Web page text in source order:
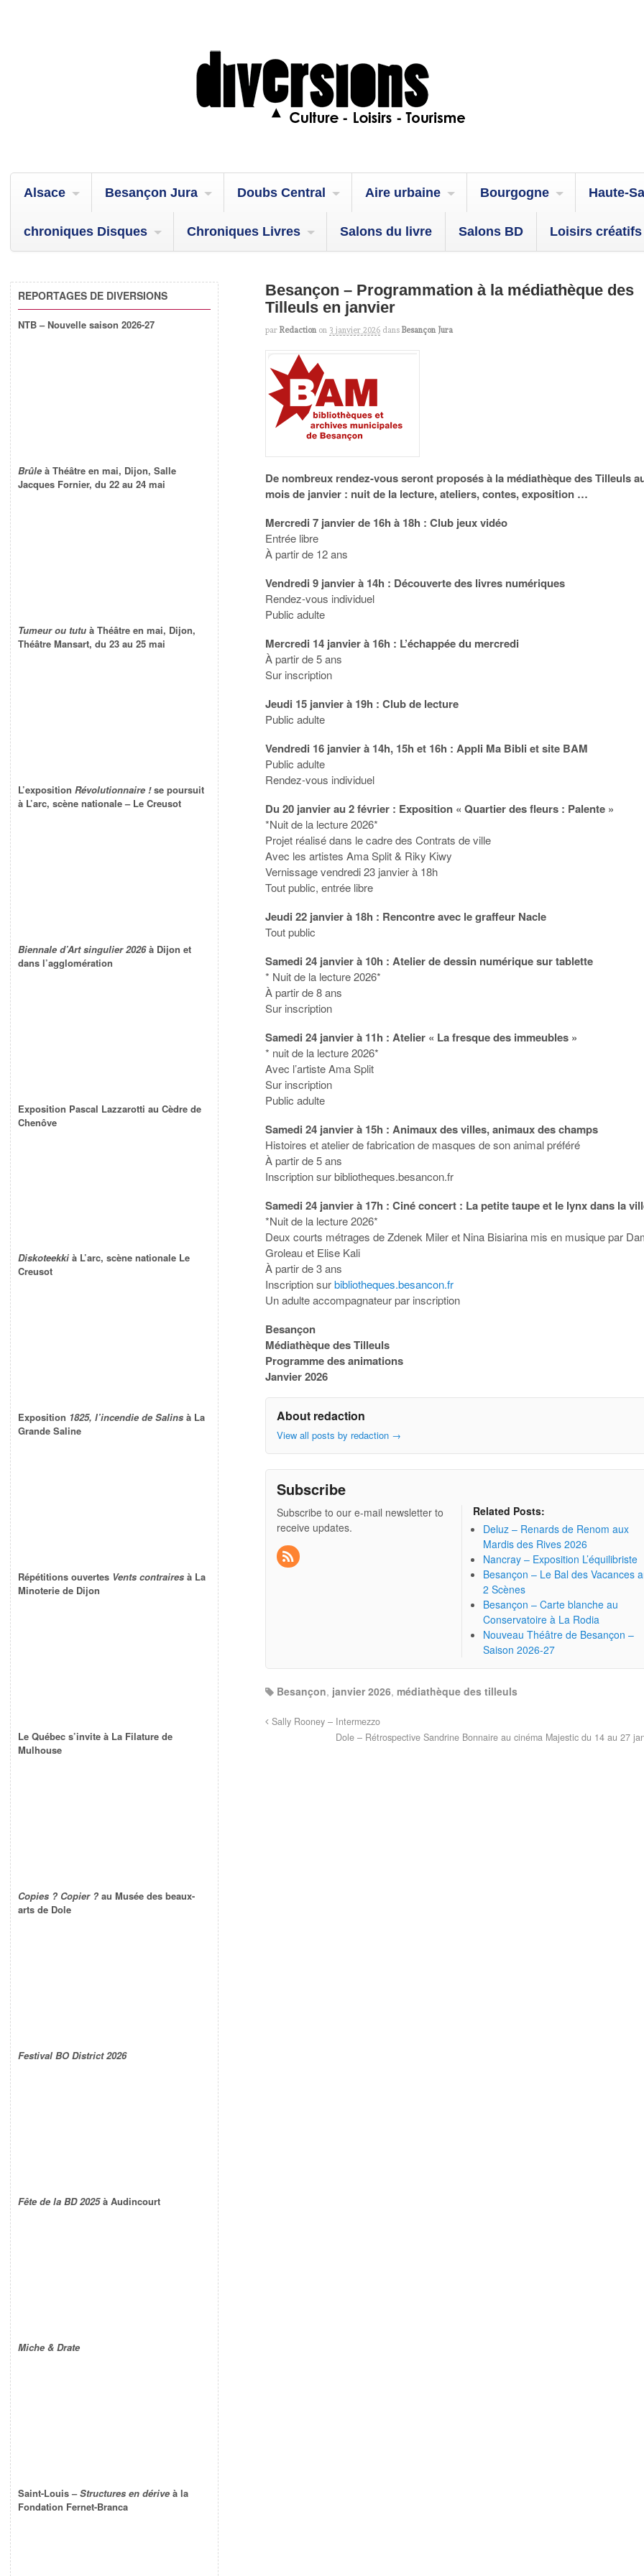
Alsace Besançon Jura Doubs Central Aire urbaine Bourgogne Haute-
chroniques Disques Chroniques Livres Salons du livre Salons BD Loisirs créatifs
Besançon – Programmation à la médiathèque des
Tilleuls en janvier
par Redaction on 3 janvier 2026 dans Besançon Jura
De nombreux rendez-vous seront proposés à la médiathèque des Tilleuls
mois de janvier : nuit de la lecture, ateliers, contes, exposition …
Mercredi 7 janvier de 16h à 18h : Club jeux vidéo
Entrée libre
À partir de 12 ans
Vendredi 9 janvier à 14h : Découverte des livres numériques
Rendez-vous individuel
Public adulte
Mercredi 14 janvier à 16h : L’échappée du mercredi
À partir de 5 ans
Sur inscription
Jeudi 15 janvier à 19h : Club de lecture
Public adulte
Vendredi 16 janvier à 14h, 15h et 16h : Appli Ma Bibli et site BAM
Public adulte
Rendez-vous individuel
Du 20 janvier au 2 février : Exposition « Quartier des fleurs : Palente »
*Nuit de la lecture 2026*
Projet réalisé dans le cadre des Contrats de ville
Avec les artistes Ama Split & Riky Kiwy
Vernissage vendredi 23 janvier à 18h
Tout public, entrée libre
Jeudi 22 janvier à 18h : Rencontre avec le graffeur Nacle
Tout public
Samedi 24 janvier à 10h : Atelier de dessin numérique sur tablette
* Nuit de la lecture 2026*
À partir de 8 ans
Sur inscription
Samedi 24 janvier à 11h : Atelier « La fresque des immeubles »
* nuit de la lecture 2026*
Avec l’artiste Ama Split
Sur inscription
Public adulte
Samedi 24 janvier à 15h : Animaux des villes, animaux des champs
Histoires et atelier de fabrication de masques de son animal préféré
À partir de 5 ans
Inscription sur bibliotheques.besancon.fr
Samedi 24 janvier à 17h : Ciné concert : La petite taupe et le lynx dans la
*Nuit de la lecture 2026*
Deux courts métrages de Zdenek Miler et Nina Bisiarina mis en musique par
Groleau et Elise Kali
À partir de 3 ans
Inscription surbibliotheques.besancon.fr
Un adulte accompagnateur par inscription
Besançon
Médiathèque des Tilleuls
Programme des animations
Janvier 2026
About redaction
View all posts by redaction →
Subscribe
Subscribe to our e-mail newsletter to
receive updates.
Related Posts:
Deluz – Renards de Renom aux
Mardis des Rives 2026
Nancray – Exposition L’équilibriste
Besançon – Le Bal des Vacances
2 Scènes
Besançon – Carte blanche au
Conservatoire à La Rodia
Nouveau Théâtre de Besançon –
Saison 2026-27
Besançon, janvier 2026, médiathèque des tilleuls
Sally Rooney – Intermezzo
Dole – Rétrospective Sandrine Bonnaire au cinéma Majestic du 14 au 27
REPORTAGES DE DIVERSIONS
NTB – Nouvelle saison 2026-27
Brûle à Théâtre en mai, Dijon, Salle
Jacques Fornier, du 22 au 24 mai
Tumeur ou tutu à Théâtre en mai, Dijon,
Théâtre Mansart, du 23 au 25 mai
L’exposition Révolutionnaire !se poursuit
à L’arc, scène nationale – Le Creusot
Biennale d’Art singulier 2026à Dijon et
dans l’agglomération
Exposition Pascal Lazzarotti au Cèdre de
Chenôve
Diskoteekki à L’arc, scène nationale Le
Creusot
Exposition 1825, l’incendie de Salins à La
Grande Saline
Répétitions ouvertes Vents contraires à La
Minoterie de Dijon
Le Québec s’invite à La Filature de
Mulhouse
Copies ? Copier ? au Musée des beaux-
arts de Dole
Festival BO District 2026
Fête de la BD 2025à Audincourt
Miche & Drate
Saint-Louis –Structures en dérive à la
Fondation Fernet-Branca